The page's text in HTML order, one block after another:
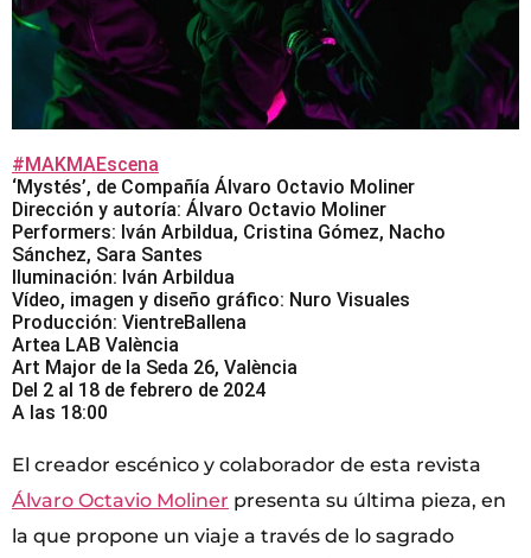
#MAKMAEscena
‘Mystés’, de Compañía Álvaro Octavio Moliner
Dirección y autoría: Álvaro Octavio Moliner
Performers: Iván Arbildua, Cristina Gómez, Nacho
Sánchez, Sara Santes
Iluminación: Iván Arbildua
Vídeo, imagen y diseño gráfico: Nuro Visuales
Producción: VientreBallena
Artea LAB València
Art Major de la Seda 26, València
Del 2 al 18 de febrero de 2024
A las 18:00
El creador escénico y colaborador de esta revista
Álvaro Octavio Moliner presenta su última pieza, en
la que propone un viaje a través de lo sagrado